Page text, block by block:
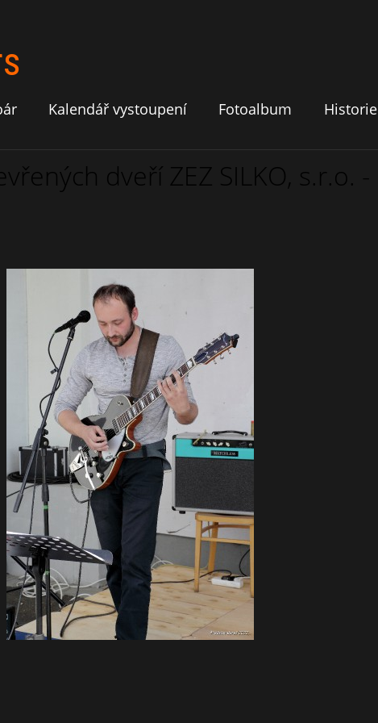
Kalendář vystoupení Fotoalbum Historie
dveří ZEZ SILKO, s.r.o. -